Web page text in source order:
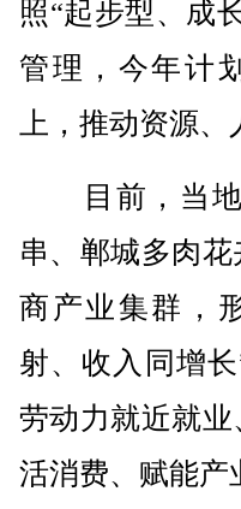
照“起步型、成
管理，今年计
上，推动资源
目前，当地
串、郸城多肉
商产业集群，
射、收入同增
劳动力就近就
活消费、赋能产